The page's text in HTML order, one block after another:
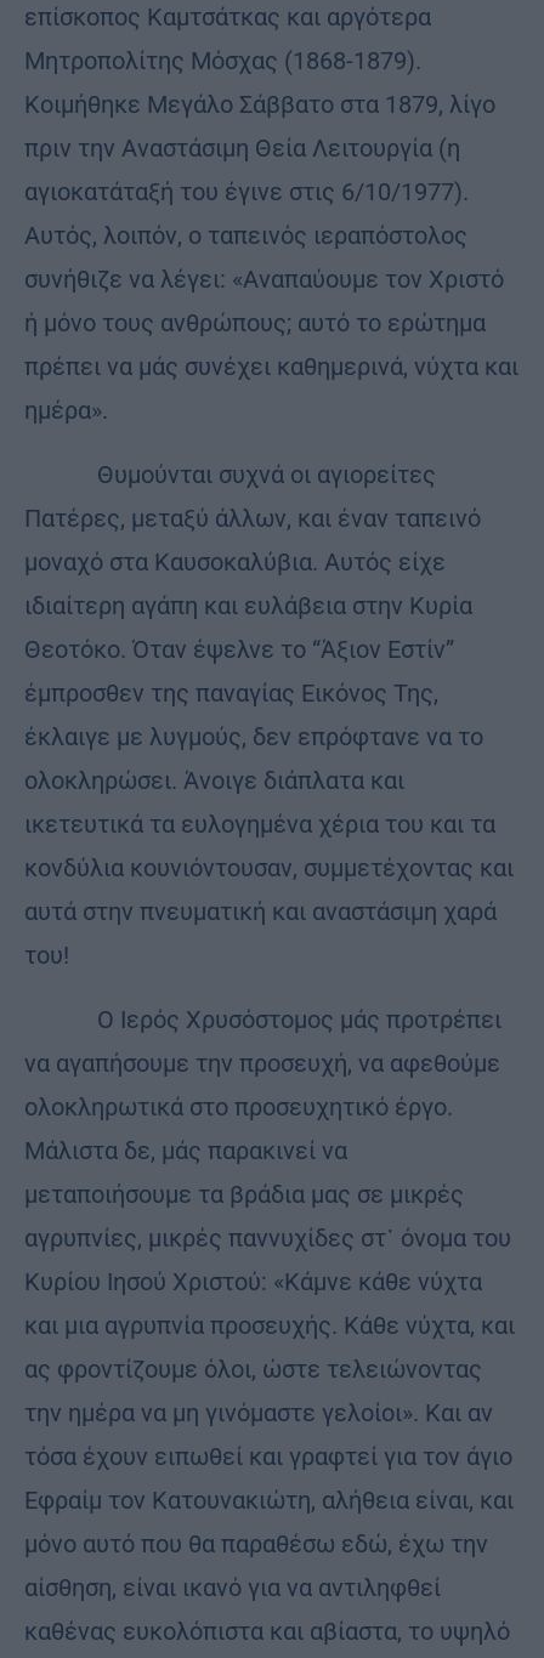
επίσκοπος Καμτσάτκας και αργότερα
Μητροπολίτης Μόσχας (1868-1879).
Κοιμήθηκε Μεγάλο Σάββατο στα 1879, λίγο
πριν την Αναστάσιμη Θεία Λειτουργία (η
αγιοκατάταξή του έγινε στις 6/10/1977).
Αυτός, λοιπόν, ο ταπεινός ιεραπόστολος
συνήθιζε να λέγει: «Αναπαύουμε τον Χριστό
ή μόνο τους ανθρώπους; αυτό το ερώτημα
πρέπει να μάς συνέχει καθημερινά, νύχτα και
ημέρα».
Θυμούνται συχνά οι αγιορείτες
Πατέρες, μεταξύ άλλων, και έναν ταπεινό
μοναχό στα Καυσοκαλύβια. Αυτός είχε
ιδιαίτερη αγάπη και ευλάβεια στην Κυρία
Θεοτόκο. Όταν έψελνε το “Άξιον Εστίν”
έμπροσθεν της παναγίας Εικόνος Της,
έκλαιγε με λυγμούς, δεν επρόφτανε να το
ολοκληρώσει. Άνοιγε διάπλατα και
ικετευτικά τα ευλογημένα χέρια του και τα
κονδύλια κουνιόντουσαν, συμμετέχοντας και
αυτά στην πνευματική και αναστάσιμη χαρά
του!
Ο Ιερός Χρυσόστομος μάς προτρέπει
να αγαπήσουμε την προσευχή, να αφεθούμε
ολοκληρωτικά στο προσευχητικό έργο.
Μάλιστα δε, μάς παρακινεί να
μεταποιήσουμε τα βράδια μας σε μικρές
αγρυπνίες, μικρές παννυχίδες στ᾿ όνομα του
Κυρίου Ιησού Χριστού: «Κάμνε κάθε νύχτα
και μια αγρυπνία προσευχής. Κάθε νύχτα, και
ας φροντίζουμε όλοι, ώστε τελειώνοντας
την ημέρα να μη γινόμαστε γελοίοι». Και αν
τόσα έχουν ειπωθεί και γραφτεί για τον άγιο
Εφραίμ τον Κατουνακιώτη, αλήθεια είναι, και
μόνο αυτό που θα παραθέσω εδώ, έχω την
αίσθηση, είναι ικανό για να αντιληφθεί
καθένας ευκολόπιστα και αβίαστα, το υψηλό